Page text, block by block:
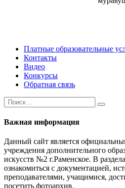
Платные образовательные
Контакты
Видео
Конкурсы
Обратная связь
Важная информация
Данный сайт является
учреждения дополнительного
искусств №2 г.Раменское. В
ознакомиться с документацией,
преподавателями, учащимися,
посетить фотоархив.